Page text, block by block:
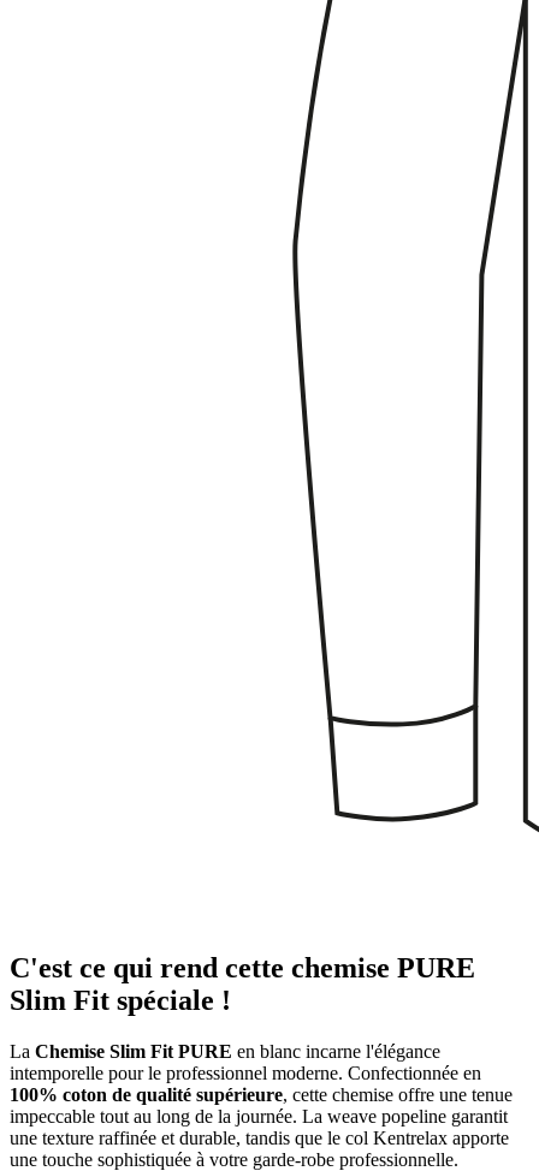
C'est ce qui rend cette chemise PURE
Slim Fit spéciale !
La Chemise Slim Fit PURE en blanc incarne l'élégance
intemporelle pour le professionnel moderne. Confectionnée en
100% coton de qualité supérieure, cette chemise offre une tenue
impeccable tout au long de la journée. La weave popeline garantit
une texture raffinée et durable, tandis que le col Kentrelax apporte
une touche sophistiquée à votre garde-robe professionnelle.